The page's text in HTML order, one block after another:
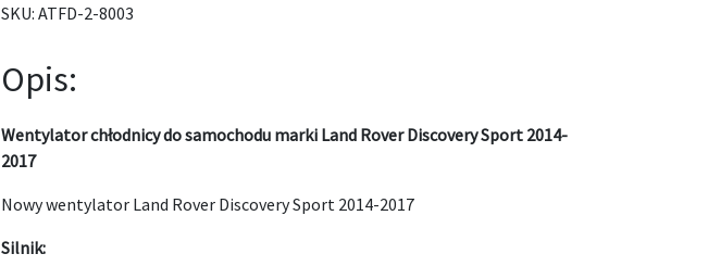
SKU:ATFD-2-8003
Opis:
Wentylator chłodnicy do samochodu marki Land Rover Discovery Sport 2014-
2017
Nowy wentylator Land Rover Discovery Sport 2014-2017
Silnik: